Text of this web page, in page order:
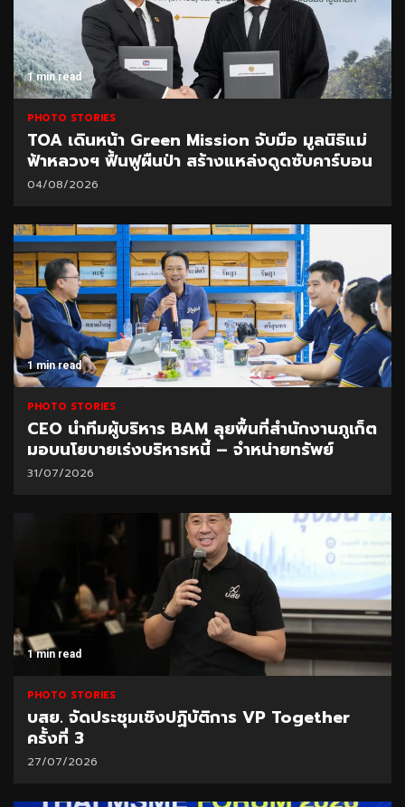
1 min read
PHOTO STORIES
TOA เดินหน้า Green Mission จับมือ มูลนิธิแม่
ฟ้าหลวงฯ ฟื้นฟูผืนป่า สร้างแหล่งดูดซับคาร์บอน
04/08/2026
1 min read
PHOTO STORIES
CEO นำทีมผู้บริหาร BAM ลุยพื้นที่สำนักงานภูเก็ต
มอบนโยบายเร่งบริหารหนี้ – จำหน่ายทรัพย์
31/07/2026
1 min read
PHOTO STORIES
บสย. จัดประชุมเชิงปฏิบัติการ VP Together
ครั้งที่ 3
27/07/2026